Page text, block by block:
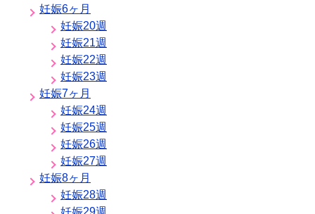
妊娠6ヶ月
妊娠20週
妊娠21週
妊娠22週
妊娠23週
妊娠7ヶ月
妊娠24週
妊娠25週
妊娠26週
妊娠27週
妊娠8ヶ月
妊娠28週
妊娠29週